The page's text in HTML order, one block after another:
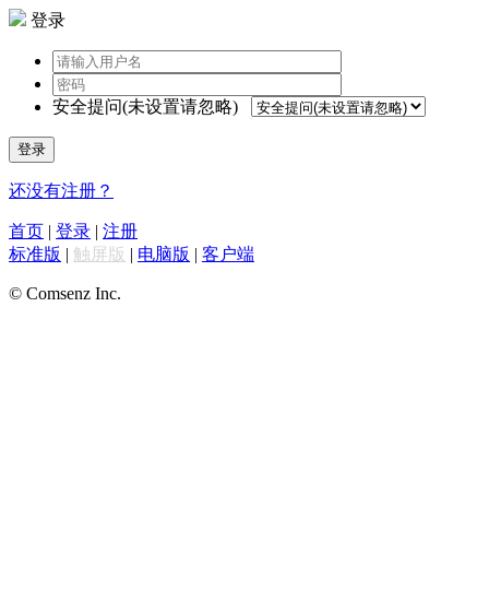
登录
安全提问(未设置请忽略)
登录
还没有注册？
首页 | 登录 | 注册
标准版 | 触屏版 | 电脑版 | 客户端
© Comsenz Inc.